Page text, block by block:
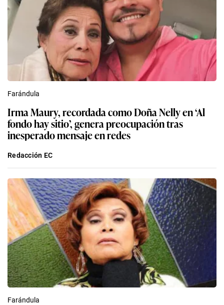
Farándula
Irma Maury, recordada como Doña Nelly en ‘Al
fondo hay sitio’, genera preocupación tras
inesperado mensaje en redes
Redacción EC
Farándula